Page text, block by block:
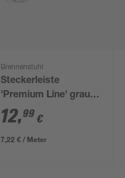
Brennenstuhl
Steckerleiste
'Premium Line' grau
4-fach
12,99 €
7,22 € / Meter